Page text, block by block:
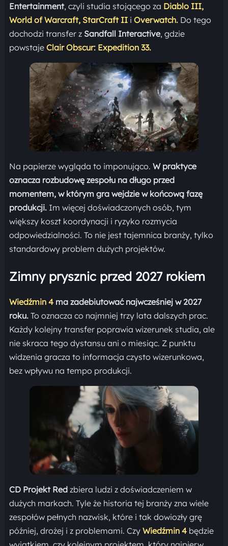
Entertainment, czyli studia stojącego za Diablo III,
World of Warcraft, StarCraft IIi Overwatch.Do tego
dochodzi transfer z Sandfall Interactive, gdzie
powstaje Clair Obscur: Expedition 33.
Na papierze wygląda to imponująco. W praktyce
oznacza rozbudowę zespołu na długo przed
momentem, w którym gra wejdzie w końcową fazę
produkcji.Im więcej doświadczonych osób, tym
większy koszt koordynacji i ryzyko rozmycia
odpowiedzialności. To nie jest tajemnica branży, tylko
standardowy problem dużych projektów.
Zimny prysznic przed 2027 rokiem
Wiedźmin 4ma zadebiutować najwcześniej w 2027
roku. To oznacza co najmniej trzy lata dalszych prac.
Każdy kolejny transfer poprawia wizerunek studia, ale
nie skraca tego dystansu ani o miesiąc. Z punktu
widzenia gracza to informacja czysto wizerunkowa,
bez wpływu na tempo produkcji.
CD Projekt Redzbiera ludzi z doświadczeniem w
dużych markach. Tyle że historia tej branży zna wiele
zespołów pełnych nazwisk, które i tak dowiozły grę
później, drożej i z problemami. Czy Wiedźmin 4będzie